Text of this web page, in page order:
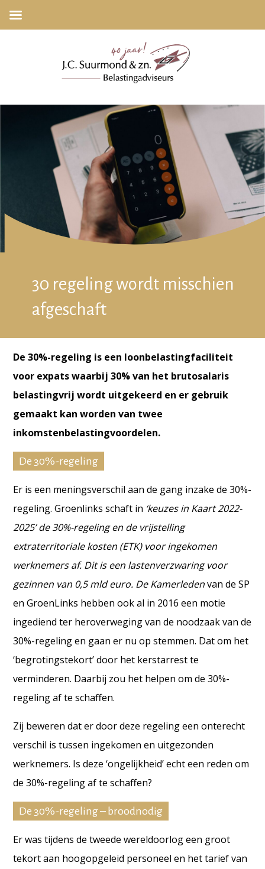
30 regeling wordt misschien
afgeschaft
De 30%-regeling is een loonbelastingfaciliteit
voor expats waarbij 30% van het brutosalaris
belastingvrij wordt uitgekeerd en er gebruik
gemaakt kan worden van twee
inkomstenbelastingvoordelen.
De 30%-regeling
Er is een meningsverschil aan de gang inzake de 30%-
regeling. Groenlinks schaft in ‘keuzes in Kaart 2022-
2025’ de 30%-regeling en de vrijstelling
extraterritoriale kosten (ETK) voor ingekomen
werknemers af. Dit is een lastenverzwaring voor
gezinnen van 0,5 mld euro. De Kamerledenvan de SP
en GroenLinks hebben ook al in 2016 een motie
ingediend ter heroverweging van de noodzaak van de
30%-regeling en gaan er nu op stemmen. Dat om het
‘begrotingstekort’ door het kerstarrest te
verminderen. Daarbij zou het helpen om de 30%-
regeling af te schaffen.
Zij beweren dat er door deze regeling een onterecht
verschil is tussen ingekomen en uitgezonden
werknemers. Is deze ‘ongelijkheid’ echt een reden om
de 30%-regeling af te schaffen?
De 30%-regeling – broodnodig
Er was tijdens de tweede wereldoorlog een groot
tekort aan hoogopgeleid personeel en het tarief van